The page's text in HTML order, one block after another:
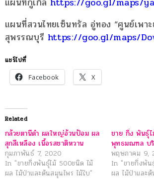
แผนที่สวนไทยเซ็นทรัล อู่ทอง “ศูนย์เพาะ
สุพรรณบุรี https://goo.gl/maps/
แชร์ไปที่
Facebook
X
Related
กล้วยตานีดำ ผลใหญ่อ้วนป้อม ผล
สุกสีเหลือง เนื้อรสชาติหวาน
กุมภาพันธ์ 7, 2020
In "ขายกิ่งพันธุ์ไม้ 500ชนิด ไม้
ผล ไม้ป่าและต้นสมุนไพร ไม้ใบ"
ขาย กิ่ง พันธุ์
พุทธมณฑล บริ
พฤษภาคม 9,
In "ขายกิ่งพัน
ผล ไม้ป่าและ